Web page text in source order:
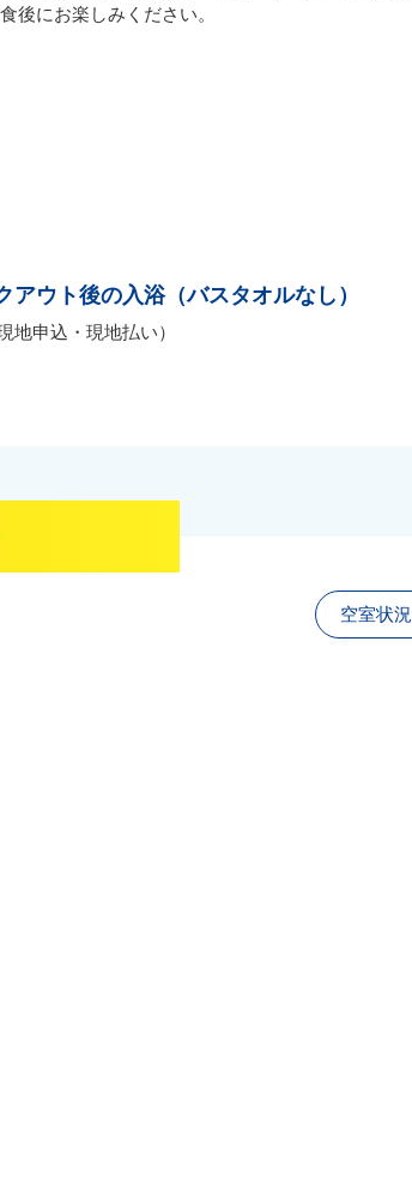
後にお楽しみください。
アウト後の入浴（バスタオルなし）
地申込・現地払い）
空室状況